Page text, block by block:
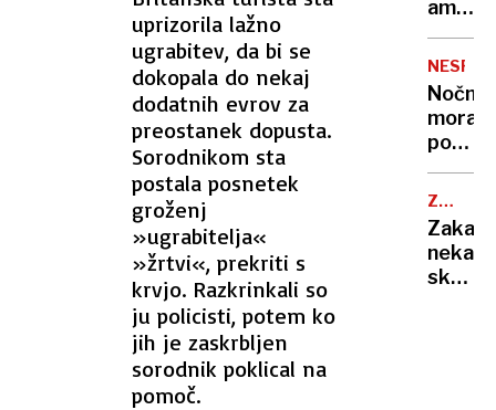
uprizorila lažno
ugrabitev, da bi se
dokopala do nekaj
dodatnih evrov za
preostanek dopusta.
Sorodnikom sta
postala posnetek
groženj
»ugrabitelja«
»žrtvi«, prekriti s
krvjo. Razkrinkali so
ju policisti, potem ko
jih je zaskrbljen
sorodnik poklical na
pomoč.
trikom
ga
boste
ohladili
hitreje
kot
klimo
ko je
zavpil
so
prijeli
za
Nočna
mora
noči:
zakaj
v
vročini
NASVET
Zakaj
skoraj